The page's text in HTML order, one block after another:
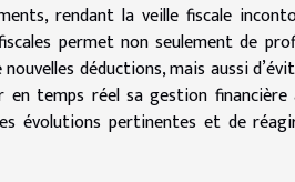
rendant la veille fiscale
permet non seulement de
déductions, mais aussi
en temps réel sa gestion
évolutions pertinentes et de